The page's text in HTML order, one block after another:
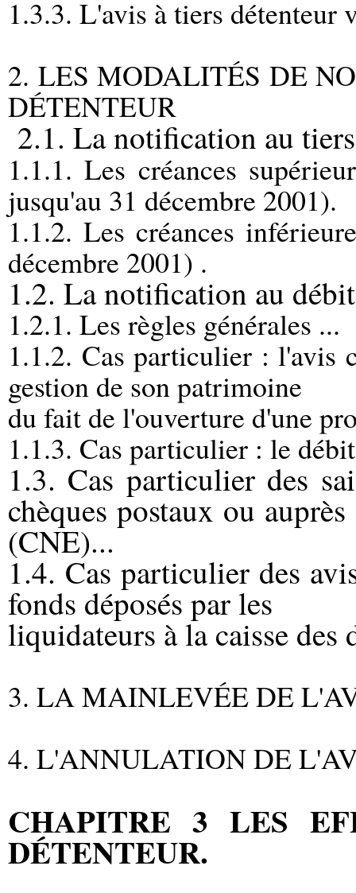
1.3.3. L'avis à tiers détenteur
2. LES MODALITÉS DE
DÉTENTEUR
2.1. La notification au
1.1.1. Les créances
jusqu'au 31 décembre 2001).
1.1.2. Les créances
décembre 2001) .
1.2. La notification au
1.2.1. Les règles générales ...
1.1.2. Cas particulier : l'avis
gestion de son patrimoine
du fait de l'ouverture d'une
1.1.3. Cas particulier : le
1.3. Cas particulier des
chèques postaux ou
(CNE)...
1.4. Cas particulier des
fonds déposés par les
liquidateurs à la caisse
3. LA MAINLEVÉE DE
4. L'ANNULATION DE
CHAPITRE 3 LES
DÉTENTEUR.